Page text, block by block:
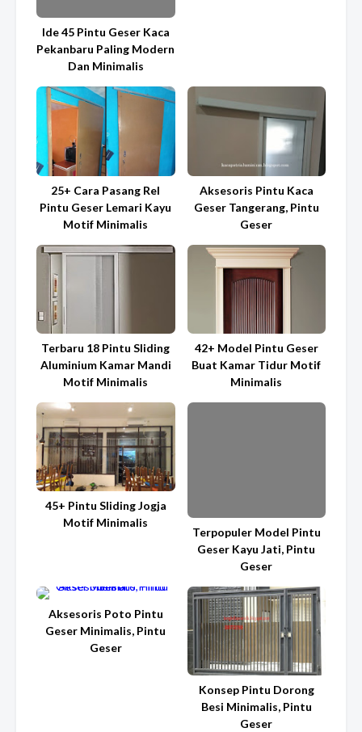
Ide 45 Pintu Geser Kaca
Pekanbaru Paling Modern
Dan Minimalis
25+ Cara Pasang Rel
Pintu Geser Lemari Kayu
Motif Minimalis
Aksesoris Pintu Kaca
Geser Tangerang, Pintu
Geser
Terbaru 18 Pintu Sliding
Aluminium Kamar Mandi
Motif Minimalis
42+ Model Pintu Geser
Buat Kamar Tidur Motif
Minimalis
45+ Pintu Sliding Jogja
Motif Minimalis
Terpopuler Model Pintu
Geser Kayu Jati, Pintu
Geser
Aksesoris Poto Pintu
Geser Minimalis, Pintu
Geser
Konsep Pintu Dorong
Besi Minimalis, Pintu
Geser